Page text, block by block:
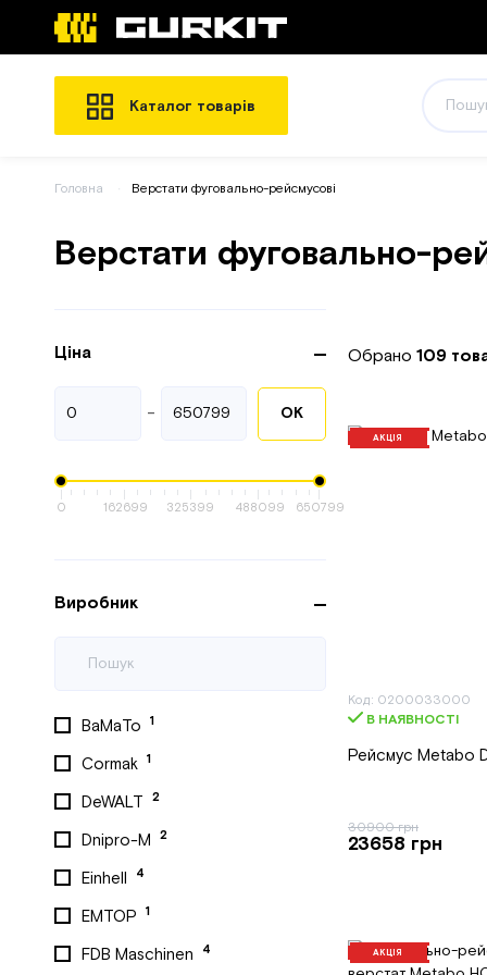
Каталог товарів
Головна Верстати фуговально-рейсмусові
Верстати фуговально-
Ціна
- ОК
0 162699 325399 488099 650799
Виробник
BaMaTo 1
Cormak 1
DeWALT 2
Dnipro-M 2
Einhell 4
EMTOP 1
FDB Maschinen 4
Обрано 109
АКЦІЯ
Код: 0200033000
В НАЯВНОСТІ
Рейсмус Metabo
30900 грн
23658 грн
АКЦІЯ